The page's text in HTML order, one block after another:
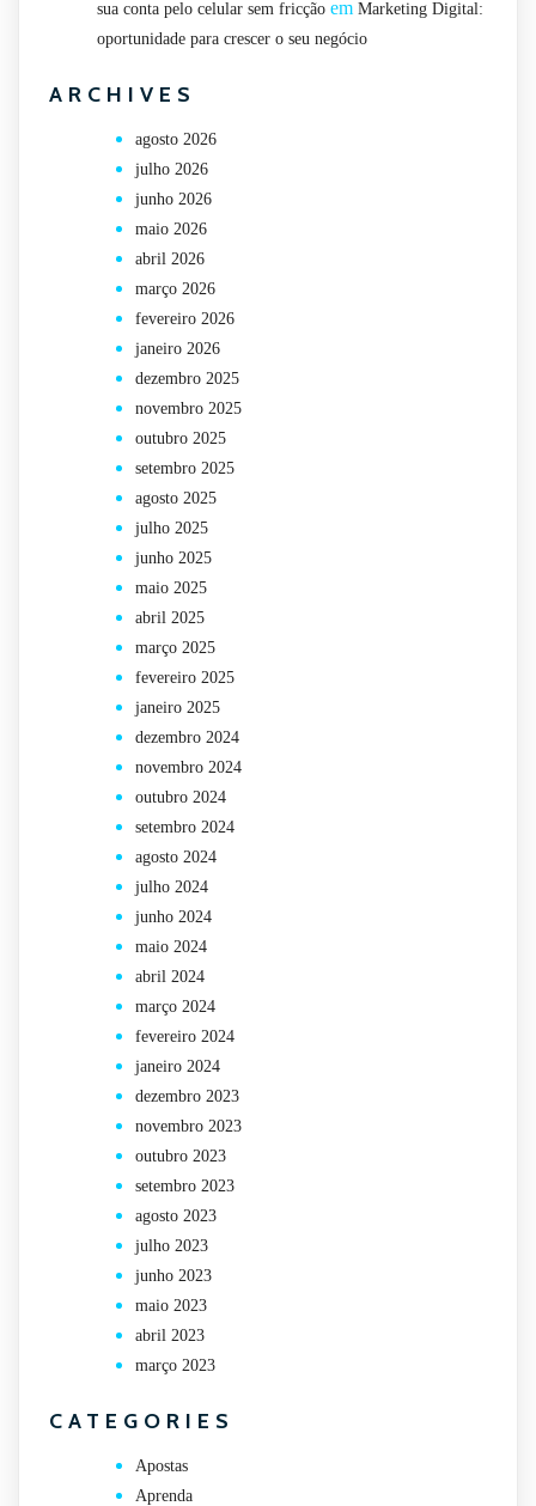
sua conta pelo celular sem fricção em Marketing Digital:
oportunidade para crescer o seu negócio
ARCHIVES
agosto 2026
julho 2026
junho 2026
maio 2026
abril 2026
março 2026
fevereiro 2026
janeiro 2026
dezembro 2025
novembro 2025
outubro 2025
setembro 2025
agosto 2025
julho 2025
junho 2025
maio 2025
abril 2025
março 2025
fevereiro 2025
janeiro 2025
dezembro 2024
novembro 2024
outubro 2024
setembro 2024
agosto 2024
julho 2024
junho 2024
maio 2024
abril 2024
março 2024
fevereiro 2024
janeiro 2024
dezembro 2023
novembro 2023
outubro 2023
setembro 2023
agosto 2023
julho 2023
junho 2023
maio 2023
abril 2023
março 2023
CATEGORIES
Apostas
Aprenda